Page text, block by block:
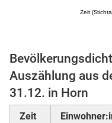
(Mikrozensus)
Zeit
Auszählung aus
31.12. in Horn
Zeit